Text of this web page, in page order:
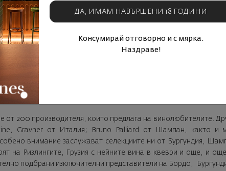
200 производителя, които предлага на винолюбителите.
Gravner от Италия; Bruno Palliard от Шампан, както и
внимание заслужават селекциите ни от Бургундия,
на Ризлингите, Грузия с нейните вина в квеври и още, и
подбрани изключителни представители на Бордо,
ДА, ИМАМ НАВЪРШЕНИ 18 ГОДИНИ
Консумирай отговорно и с мярка.
Наздраве!